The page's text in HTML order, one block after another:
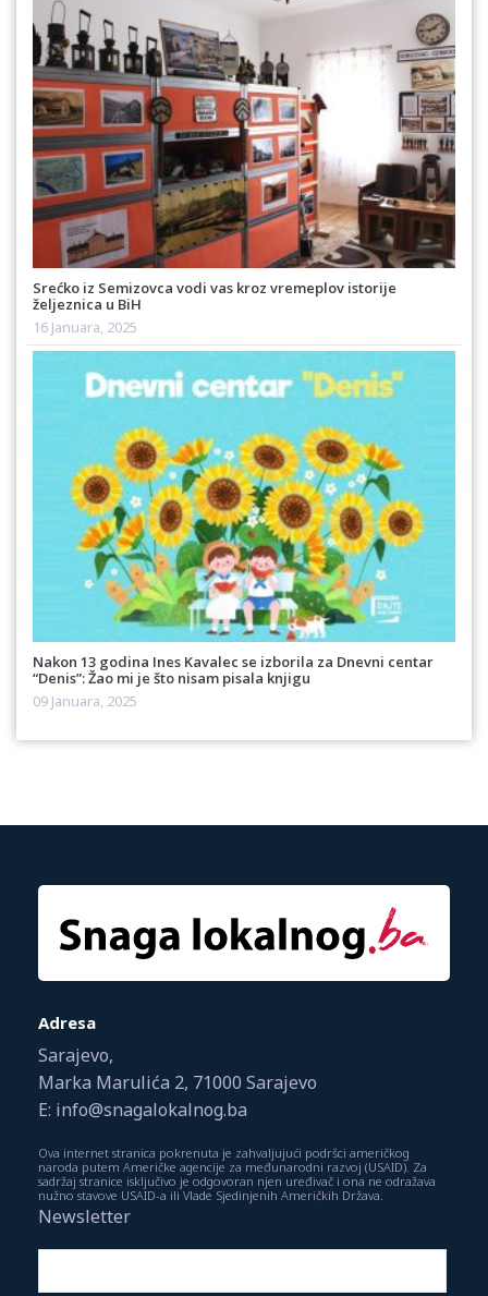
Srećko iz Semizovca vodi vas kroz vremeplov istorije
željeznica u BiH
16 Januara, 2025
Nakon 13 godina Ines Kavalec se izborila za Dnevni centar
“Denis”: Žao mi je što nisam pisala knjigu
09 Januara, 2025
Adresa
Sarajevo,
Marka Marulića 2, 71000 Sarajevo
E: info@snagalokalnog.ba
Ova internet stranica pokrenuta je zahvaljujući podršci američkog
naroda putem Američke agencije za međunarodni razvoj (USAID). Za
sadržaj stranice isključivo je odgovoran njen uređivač i ona ne odražava
nužno stavove USAID-a ili Vlade Sjedinjenih Američkih Država.
Newsletter